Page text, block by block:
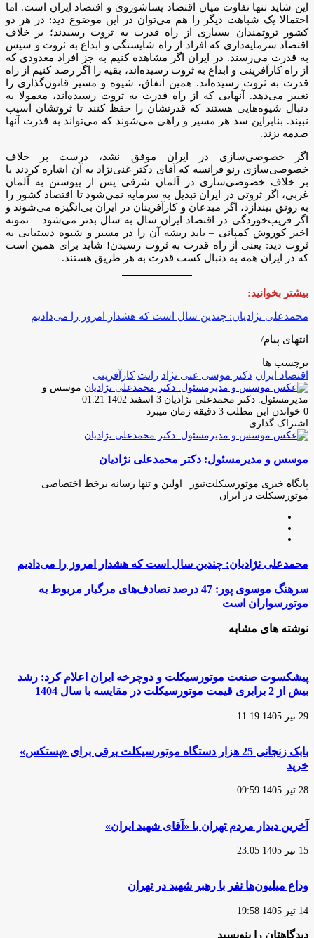
این شاید تنها تفاوت میان اقتصاد پساشوروی و اقتصاد ایران است. اما
احتمالا یک شباهت دیگر را هم می‌توان در این موضوع دید: در هر دو
کشور ثروتمندان بسیاری از راه قدرت به ثروت رسیدند؛ بر خلاف
اقتصاد سرمایه‌داری که افراد از راه شایستگی و ابداع به ثروت و سپس
به قدرت می‌رسند. در ایران اگر مشاهده کنیم به جز افراد معدودی که
از راه کارآفرینی و ابداع به ثروت رسیده‌اند، بقیه را اگر رصد کنیم از راه
قدرت به ثروت رسیده‌اند. همین اتفاق، شیوه و مسیر قانون‌گذاری را
تغییر می‌دهد. آنهایی که از راه قدرت به ثروت رسیده‌اند، معمولا به
دنبال شیوه‌هایی هستند که قدرتشان را حفظ کنند تا ثروتشان آسیب
نبیند. بنابراین سد هر مسیر و راهی می‌شوند که می‌تواند به قدرت آنها
صدمه بزند.
اگر خصوصی‌سازی در ایران موفق نشد، درست بر خلاف
خصوصی‌سازی رنو فرانسه که آقای دکتر غنی‌نژاد به آن اشاره کردند یا
بر خلاف خصوصی‌سازی در آلمان شرقی پس از پیوستن به آلمان
غربی، اگر ثروتی در ایران تبدیل به سرمایه نمی‌شود تا اقتصاد کشور را
به رونق بیندازد، اگر مبدعان و کارآفرینان در ایران بی‌انگیزه می‌شوند و
اگر فریب‌خوردگی در اقتصاد ایران سال به سال بدتر می‌شود – نمونه
اخیر کوروش کمپانی – باید ریشه آن را در مسیر و شیوه دستیابی به
ثروت دید: یعنی از راه قدرت به ثروت رسیدن! شاید برای همین است
که در ایران همه به دنبال کسب قدرت به هر طریق هستند.
بیشتر بخوانید:
محمدعلی نژادیان: چندین سال است که هشدار امروز را می‌دادیم
انتهای پیام/
برچسب ها
اقتصاد ایران دکتر موسی غنی نژاد رانت کارآفرینی
موسس و
مدیرمسئول: دکتر محمدعلی نژادیان ارسال
ایمیل
3 اسفند 1402 01:21
0 خواندن این مطلب 3 دقیقه زمان میبرد
اشتراک گذاری
فیس
توئیتر
لینکدین
واتس
تلگرام
اشتراک
از
ایمیل
چاپ
موسس و مدیرمسئول: دکتر محمدعلی نژادیان
پایگاه خبری موتورسیکلت‌نیوز | اولین و تنها رسانه برخط اختصاصی
موتورسیکلت در ایران
محمدعلی
چندین
سال
است
هشدار
می‌دادیم
محمدعلی نژادیان: چندین سال است که هشدار امروز را می‌دادیم
سرهنگ
موسوی
پور:
درصد
مربوط
به
موتورسواران
سرهنگ موسوی پور: 47 درصد تصادف‌های مرگبار مربوط به
موتورسواران است
نوشته های مشابه
پیشکسوت صنعت موتورسیکلت و دوچرخه ایران اعلام کرد: رشد
بیش از 2 برابری قیمت موتورسیکلت در مقایسه با سال 1404
29 تیر 1405 11:19
بابک زنجانی 25 هزار دستگاه موتورسیکلت برقی برای «پستکس»
خرید
28 تیر 1405 09:59
آخرین دیدار مردم تهران با «آقای شهید ایران»
15 تیر 1405 23:05
وداع میلیون‌ها نفر با رهبر شهید در تهران
14 تیر 1405 19:58
دیدگاهتان را بنویسید